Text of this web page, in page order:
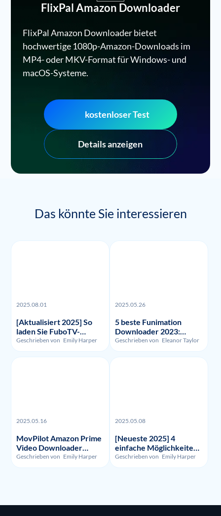
FlixPal Amazon Downloader
FlixPal Amazon Downloader bietet
hochwertige 1080p-Amazon-Downloads im
MP4- oder MKV-Format für Windows- und
macOS-Systeme.
kostenloser Test
Details anzeigen
Das könnte Sie interessieren
2025.08.01
[Aktualisiert 2025] So
laden Sie FuboTV-
Aufnahmen und -Videos
herunter?
Geschrieben von Emily Harper
2025.05.26
5 beste Funimation
Downloader 2023:
Getestet und verglichen
Geschrieben von Eleanor Taylor
2025.05.16
MovPilot Amazon Prime
Video Downloader
Bewertung - Illegalität,
Nutzung und Preis
Geschrieben von Emily Harper
2025.05.08
[Neueste 2025] 4
einfache Möglichkeiten,
um HBO Max
aufzunehmen
Geschrieben von Emily Harper